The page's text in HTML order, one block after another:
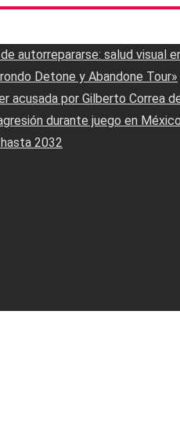
autorrepararse: salud visual
Detone y Abandone Tour»
acusada por Gilberto Correa
durante juego en
2032